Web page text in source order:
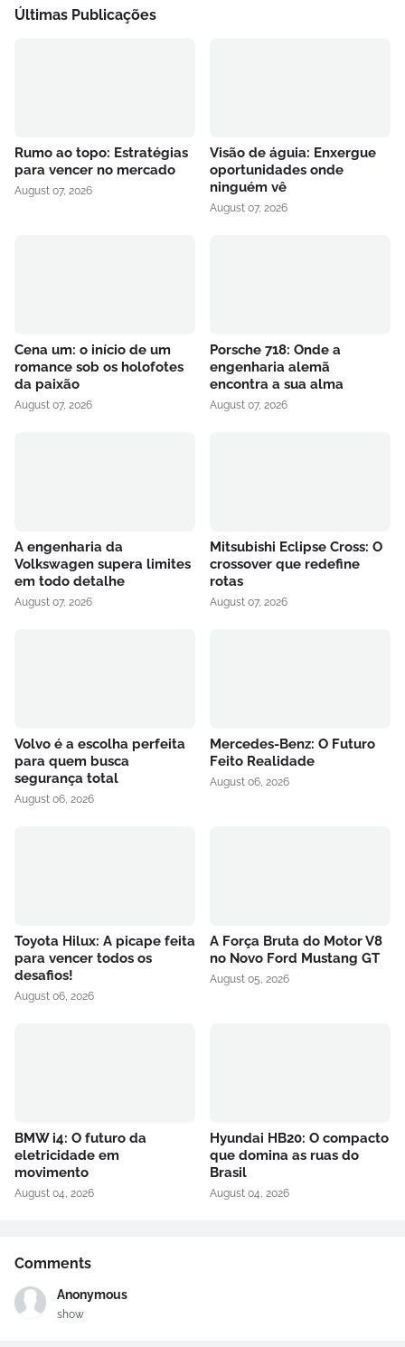
Últimas Publicações
Rumo ao topo: Estratégias
para vencer no mercado
August 07, 2026
Visão de águia: Enxergue
oportunidades onde
ninguém vê
August 07, 2026
Cena um: o início de um
romance sob os holofotes
da paixão
August 07, 2026
Porsche 718: Onde a
engenharia alemã
encontra a sua alma
August 07, 2026
A engenharia da
Volkswagen supera limites
em todo detalhe
August 07, 2026
Mitsubishi Eclipse Cross: O
crossover que redefine
rotas
August 07, 2026
Volvo é a escolha perfeita
para quem busca
segurança total
August 06, 2026
Mercedes-Benz: O Futuro
Feito Realidade
August 06, 2026
Toyota Hilux: A picape feita
para vencer todos os
desafios!
August 06, 2026
A Força Bruta do Motor V8
no Novo Ford Mustang GT
August 05, 2026
BMW i4: O futuro da
eletricidade em
movimento
August 04, 2026
Hyundai HB20: O compacto
que domina as ruas do
Brasil
August 04, 2026
Comments
Anonymous
show